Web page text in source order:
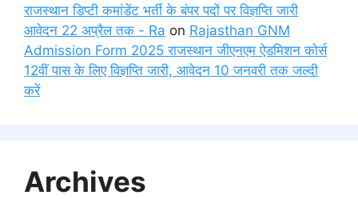
राजस्थान डिप्टी कमांडेंट भर्ती के बंपर पदों पर विज्ञप्ति जारी
आवेदन 22 अप्रैल तक - Ra on Rajasthan GNM
Admission Form 2025 राजस्थान जीएनएम ऐडमिशन कोर्स
12वीं पास के लिए विज्ञप्ति जारी, आवेदन 10 जनवरी तक जल्दी
करें
Archives